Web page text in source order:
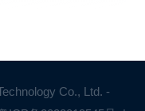
Co., Ltd. -